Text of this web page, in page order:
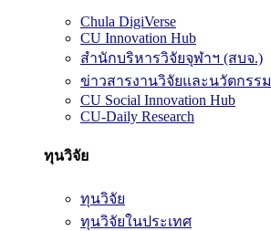
Chula DigiVerse
CU Innovation Hub
สำนักบริหารวิจัยจุฬาฯ (สบจ.)
ข่าวสารงานวิจัยและนวัตกรรม
CU Social Innovation Hub
CU-Daily Research
ทุนวิจัย
ทุนวิจัย
ทุนวิจัยในประเทศ